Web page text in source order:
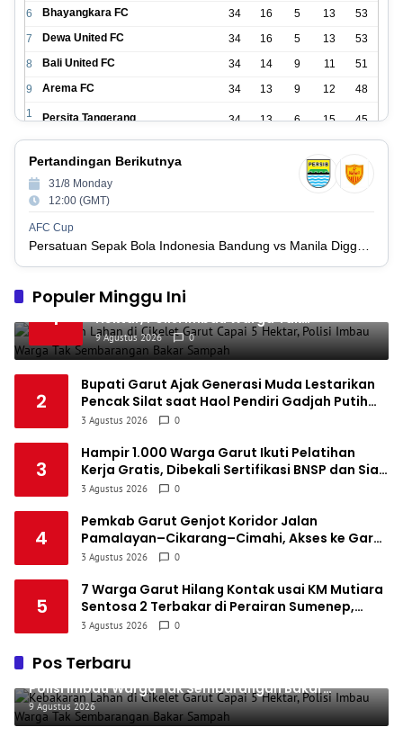
6
Bhayangkara FC 34 16 5 13
53
7
Dewa United FC 34 16 5 13
53
8
Bali United FC 34 14 9 11
51
9
Arema FC 34 13 9 12
48
1
Persita Tangerang 34 13 6 15 45
1
1
2
Persik Kediri 17
3
Persijap Jepara
1
4
PSM Makassar
1
6
Persis Solo 34 8 10 16 34
1
7
Semen Padang FC
PSBS Biak 34 4 6 24 18
Pertandingan Berikutnya
31/8 Monday
12:00 (GMT)
AFC Cup
Populer Minggu Ini
1
Kebakaran Lahan di Cikelet Garut Capai 5
Hektar, Polisi Imbau Warga Tak
Sembarangan Bakar Sampah
9 Agustus 2026 0
2
Bupati Garut Ajak Generasi Muda Lestarikan
Pencak Silat saat Haol Pendiri Gadjah Putih
Mega Paksi Pusaka
3 Agustus 2026 0
3
Hampir 1.000 Warga Garut Ikuti Pelatihan
Kerja Gratis, Dibekali Sertifikasi BNSP dan Siap
Masuk Dunia Industri
3 Agustus 2026 0
4
Pemkab Garut Genjot Koridor Jalan
Pamalayan–Cikarang–Cimahi, Akses ke Garut
Selatan Dipangkas hingga Satu Jam
3 Agustus 2026 0
5
7 Warga Garut Hilang Kontak usai KM Mutiara
Sentosa 2 Terbakar di Perairan Sumenep,
Keluarga Cemas Menunggu Kabar
3 Agustus 2026 0
Pos Terbaru
Kebakaran Lahan di Cikelet Garut Capai 5 Hektar,
Polisi Imbau Warga Tak Sembarangan Bakar
Sampah
9 Agustus 2026